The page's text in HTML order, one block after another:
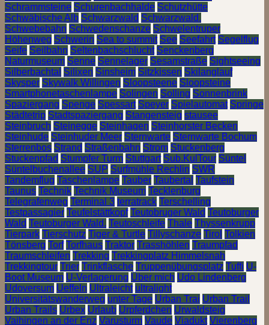
Schrammsteine Schurenbachhalde Schutzhütte
Schwäbische Alb Schwarzwald Schwarzwald.
Schwebebahn Schwedenschanze Schwelentruper
Höhenweg Schwerin Sea to summit See Seefahrt Segelflug
Seife Seilbahn Seltenbachschlucht Senckenberg
Naturmuseum Senne Sennelager Sesamstraße Sightseeing
Silberbachtal Silixen Sinsheim Sitzkissen Skilanglauf
Skysper Skywalk Willingen Sloopsteene Sloopsteine
Smartphonetaschenlampe Solingen Solling Sonnenbrink
Spaziergang Spenge Spessart Speyer Spielautomat Springe
Städtetrip Stadtspaziergang Stangensteig stausee
Steinbruch Steinegge Steinhagen Steinhorster Becken
Steinhude Steinhuder Meer Sternwarte Sternwarte Bochum
Sterrenbos Strand Straßenbahn Strom Stuckenberg
Stuckenpfad Stumpfer Turm Stuttgart Sub.KulTour Süntel
Süntelbuchenallee SUP Surfmühle Rechlin SWR
Tandemflug Taschenlampe Tauber Taubertal Taufstein
Taunus Technik Technik Museum Tecklenburg
Telegrafenweg Terminal 3 terratrack Terschelling
Testpassagier Teufelstättkopf Teutobruger Wald Teutoburger
Wald Teutoburger Wald. Teutoschleife Thale Thyssenkrupp
Tierpark Tierschutz Tiger & Turtle Tillyschanze Tirol Tolkien
Tönsberg Torf Torfhaus Traktor Trasshöhlen Traumpfad
Traumschleifen Trekking Trekkingplatz Himmelsnah
Trekkingtour Trier Trinkflasche Truppenübungsplatz Tuffi U-
Boot Museum U-Verlagerung Über mich Udo Lindenberg
Udoversum Ueffeln Ultraleicht ultralight
Universitätswanderweg unter Tage Urban Trai Urban Trail
Urban Trails Urbex Urlaub Urpferdchen Urwaldsteig
Vaihingen an der Enz Varusturm Vaude Viadukt Vierenberg